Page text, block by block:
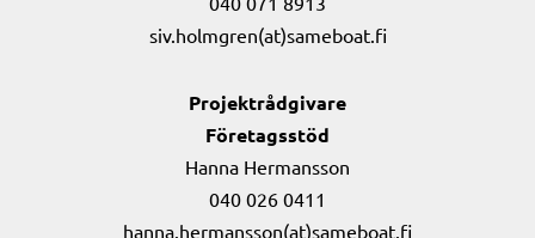
siv.holmgren(at)sameboat.fi
Projektrådgivare
Företagsstöd
Hanna Hermansson
040 026 0411
hanna.hermansson(at)sameboat.fi